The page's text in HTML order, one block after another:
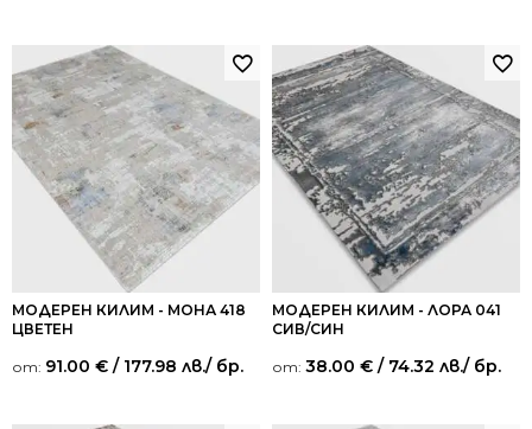
МОДЕРЕН КИЛИМ - МОНА 418
ЦВЕТЕН
от: 91.00 € / 177.98 лв./ бр.
МОДЕРЕН КИЛИМ - ЛОРА 041
СИВ/СИН
от: 38.00 € / 74.32 лв./ бр.